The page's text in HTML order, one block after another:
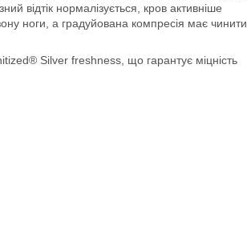
відтік нормалізується, кров активніше
ноги, а градуйована компресія має чинити
Silver freshness, що гарантує міцність